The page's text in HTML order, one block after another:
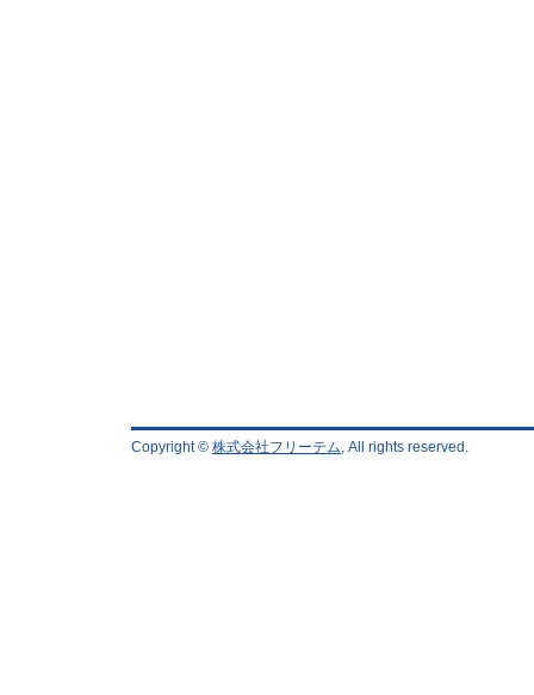
Copyright © 株式会社フリーテム, All rights reserved.